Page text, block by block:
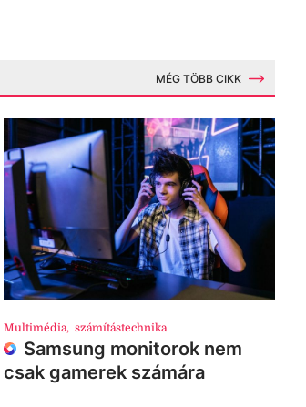
MÉG TÖBB CIKK
Multimédia, számítástechnika
Samsung monitorok nem
csak gamerek számára